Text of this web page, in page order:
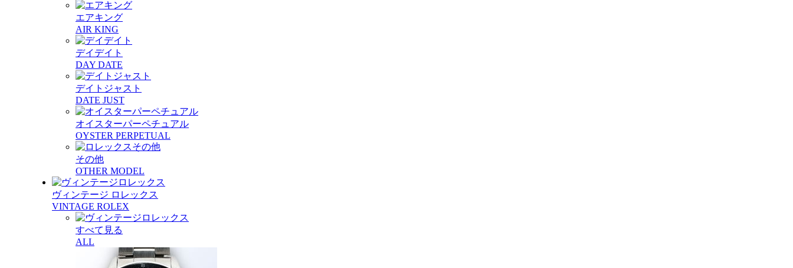
エアキング
AIR KING
デイデイト
DAY DATE
デイトジャスト
DATE JUST
オイスターパーペチュアル
OYSTER PERPETUAL
その他
OTHER MODEL
ヴィンテージ ロレックス
VINTAGE ROLEX
すべて見る
ALL